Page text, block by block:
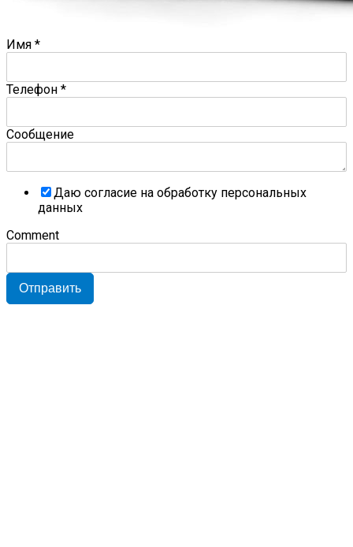
Имя *
Телефон *
Сообщение
Даю согласие на обработку персональных
данных
Comment
Отправить